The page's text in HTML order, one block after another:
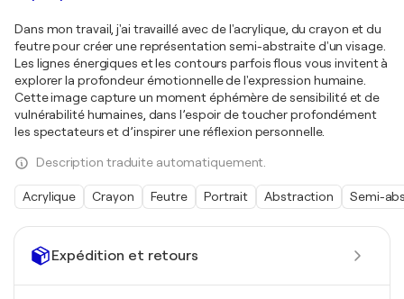
Expédition et retours
Dans mon travail, j'ai travaillé avec de l'acrylique, du crayon et du
feutre pour créer une représentation semi-abstraite d'un visage.
Les lignes énergiques et les contours parfois flous vous invitent à
explorer la profondeur émotionnelle de l'expression humaine.
Cette image capture un moment éphémère de sensibilité et de
vulnérabilité humaines, dans l’espoir de toucher profondément
les spectateurs et d’inspirer une réflexion personnelle.
Description traduite automatiquement.
Acrylique Crayon Feutre Portrait Abstraction Semi-